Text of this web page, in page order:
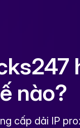
nào?
cấp dải IP